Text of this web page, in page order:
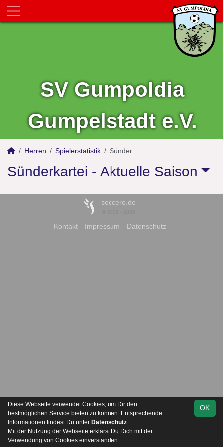
SV Gumpoldia
Gumpelstadt e.V.
Herren Spielerstatistik Sünder
Sünderkartei - Aktuelle Saison
soccero.de
Kontakt Impressum Datenschutz
OK
Diese Webseite verwendet Cookies, um Dir den
bestmöglichen Service bieten zu können. Entsprechende
Informationen findest Du unter Datenschutz.
Mit der Nutzung der Webseite erklärst Du Dich mit der
Verwendung von Cookies einverstanden.